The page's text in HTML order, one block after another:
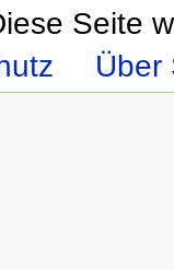
Seite
Über